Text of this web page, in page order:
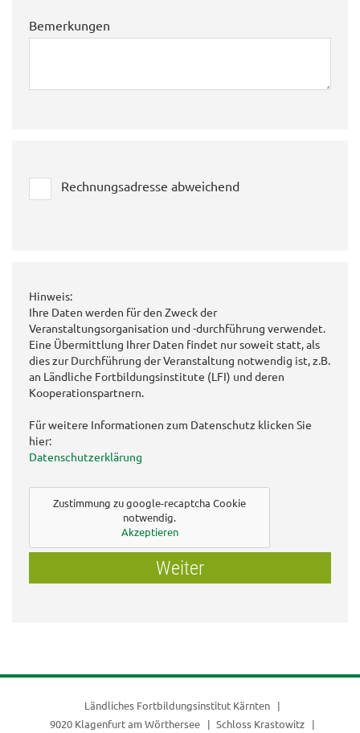
Bemerkungen
Rechnungsadresse abweichend
Hinweis:
Ihre Daten werden für den Zweck der
Veranstaltungsorganisation und -durchführung verwendet.
Eine Übermittlung Ihrer Daten findet nur soweit statt, als
dies zur Durchführung der Veranstaltung notwendig ist, z.B.
an Ländliche Fortbildungsinstitute (LFI) und deren
Kooperationspartnern.
Für weitere Informationen zum Datenschutz klicken Sie
hier:
Datenschutzerklärung
Zustimmung zu google-recaptcha Cookie
notwendig.
Akzeptieren
Weiter
Ländliches Fortbildungsinstitut Kärnten
9020 Klagenfurt am Wörthersee
Schloss Krastowitz